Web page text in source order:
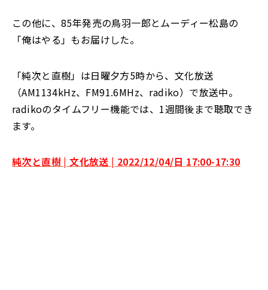
この他に、85年発売の鳥羽一郎とムーディー松島の
「俺はやる」もお届けした。
「純次と直樹」は日曜夕方5時から、文化放送
（AM1134kHz、FM91.6MHz、radiko）で放送中。
radikoのタイムフリー機能では、1週間後まで聴取でき
ます。
純次と直樹 | 文化放送 | 2022/12/04/日 17:00-17:30